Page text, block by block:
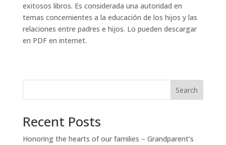
exitosos libros. Es considerada una autoridad en
temas concernientes a la educación de los hijos y las
relaciones entre padres e hijos. Lo pueden descargar
en PDF en internet.
Search
Recent Posts
Honoring the hearts of our families – Grandparent’s